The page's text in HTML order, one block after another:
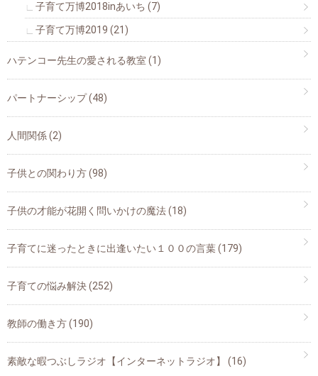
子育て万博2018inあいち (7)
子育て万博2019 (21)
ハテンコー先生の愛される教室 (1)
パートナーシップ(48)
人間関係(2)
子供との関わり方(98)
子供の才能が花開く問いかけの魔法(18)
子育てに迷ったときに出逢いたい１００の言葉(179)
子育ての悩み解決(252)
教師の働き方(190)
素敵な暇つぶしラジオ【インターネットラジオ】 (16)